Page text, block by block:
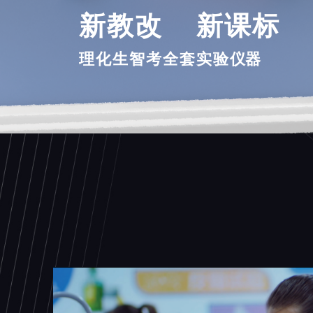
新教改 新课标
理化生智考全套实验仪器